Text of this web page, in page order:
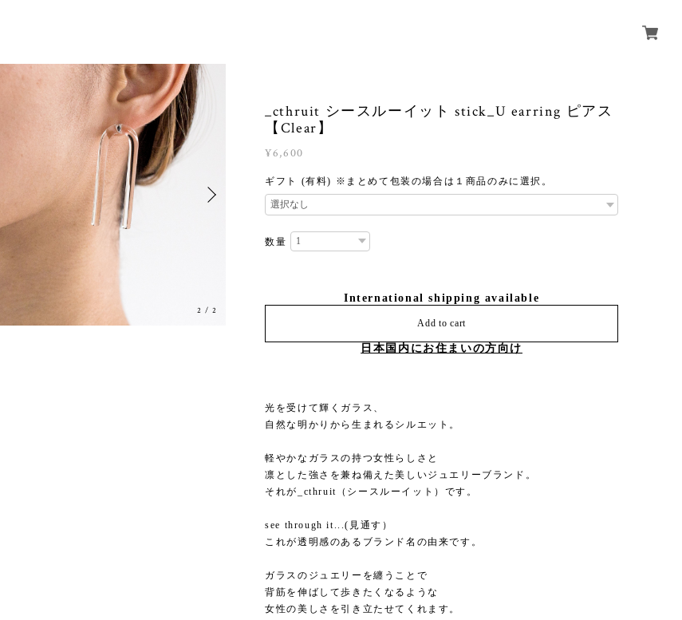
_cthruit シースルーイット stick_U earring ピアス
【Clear】
¥6,600
ギフト (有料) ※まとめて包装の場合は１商品のみに選択。
数量
International shipping available
Add to cart
日本国内にお住まいの方向け
光を受けて輝くガラス、
自然な明かりから生まれるシルエット。
軽やかなガラスの持つ女性らしさと
凛とした強さを兼ね備えた美しいジュエリーブランド。
それが_cthruit（シースルーイット）です。
see through it...(見通す）
これが透明感のあるブランド名の由来です。
ガラスのジュエリーを纏うことで
背筋を伸ばして歩きたくなるような
女性の美しさを引き立たせてくれます。